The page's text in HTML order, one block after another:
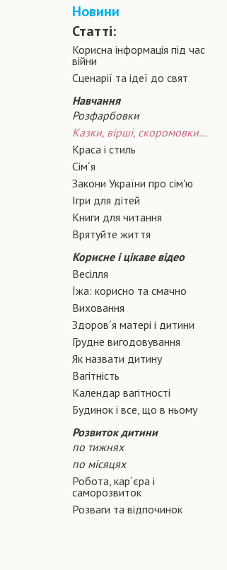
Новини
Статті:
Корисна інформація під час
війни
Сценарiї та iдеї до свят
Навчання
Розфарбовки
Казки, вірші, скоромовки...
Краса і стиль
Сiм´я
Закони України про сiм'ю
Ігри для дітей
Книги для читання
Врятуйте життя
Корисне і цікаве відео
Весілля
Їжа: корисно та смачно
Виховання
Здоров´я матері і дитини
Грудне вигодовування
Як назвати дитину
Вагiтнiсть
Календар вагітності
Будинок і все, що в ньому
Розвиток дитини
по тижнях
по місяцях
Робота, кар´єра і
саморозвиток
Розваги та відпочинок